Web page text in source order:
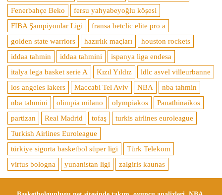
Fenerbahçe Beko
fersu yahyabeyoğlu köşesi
FIBA Şampiyonlar Ligi
fransa betclic elite pro a
golden state warriors
hazırlık maçları
houston rockets
iddaa tahmin
iddaa tahmini
ispanya liga endesa
italya lega basket serie A
Kızıl Yıldız
ldlc asvel villeurbanne
los angeles lakers
Maccabi Tel Aviv NBA
nba tahmin
nba tahmini
olimpia milano olympiakos
Panathinaikos
partizan
Real Madrid tofaş
turkis airlines euroleague
Turkish Airlines Euroleague
türkiye sigorta basketbol süper ligi
Türk Telekom
virtus bologna
yunanistan ligi zalgiris kaunas